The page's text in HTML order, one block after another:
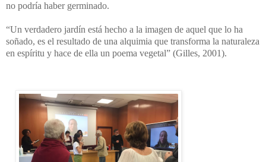
no podría haber germinado.
“Un verdadero jardín está hecho a la imagen de aquel que lo ha
soñado, es el resultado de una alquimia que transforma la naturaleza
en espíritu y hace de ella un poema vegetal” (Gilles, 2001).